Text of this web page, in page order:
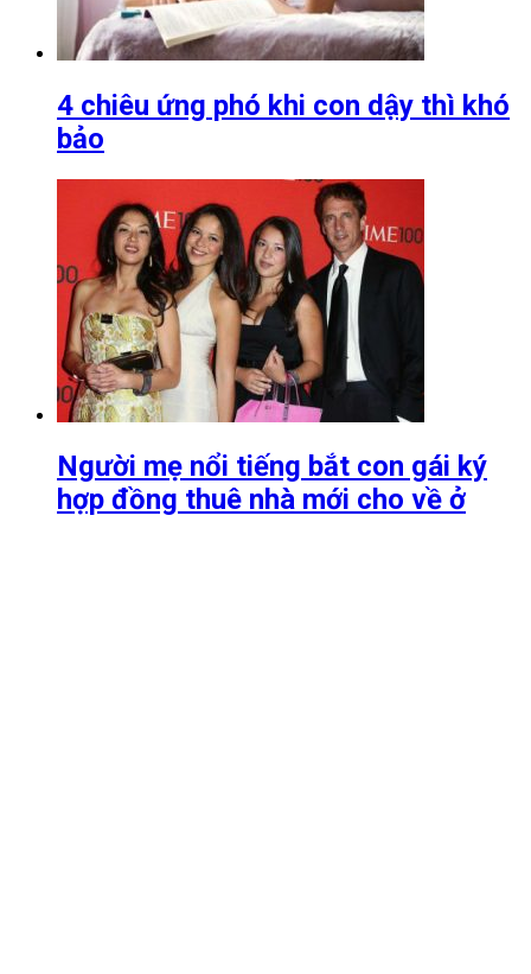
4 chiêu ứng phó khi con dậy thì khó
bảo
Người mẹ nổi tiếng bắt con gái ký
hợp đồng thuê nhà mới cho về ở